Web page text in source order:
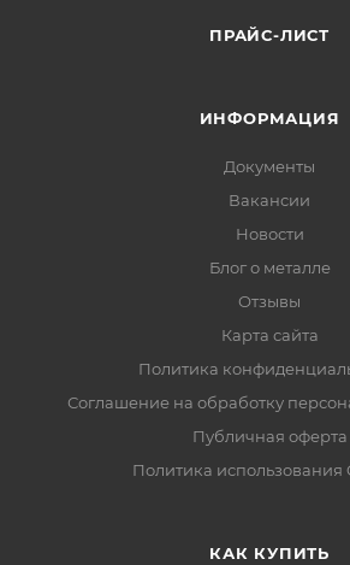
ПРАЙС-ЛИСТ
ИНФОРМАЦИЯ
Документы
Вакансии
Новости
Блог о металле
Отзывы
Карта сайта
Политика
Соглашение на обработку
Публичная оферта
Политика использования
КАК КУПИТЬ